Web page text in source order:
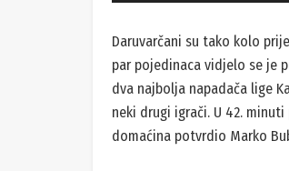
Daruvarčani su tako kolo
par pojedinaca vidjelo se je
dva najbolja napadača lige
neki drugi igrači. U 42.
domaćina potvrdio Marko